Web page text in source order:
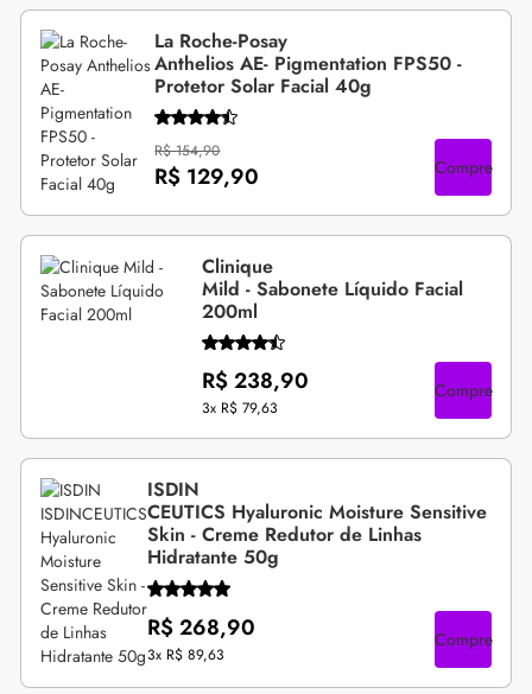
La Roche-Posay
Anthelios AE- Pigmentation FPS50 -
Protetor Solar Facial 40g
R$ 154,90
R$ 129,90 Compre
Clinique
Mild - Sabonete Líquido Facial
200ml
R$ 238,90
3x R$ 79,63
Compre
ISDIN
CEUTICS Hyaluronic Moisture Sensitive
Skin - Creme Redutor de Linhas
Hidratante 50g
R$ 268,90
3x R$ 89,63
Compre